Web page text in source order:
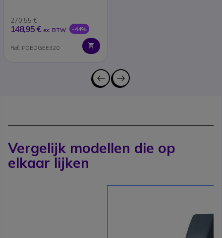
270,55 €
148,95 € ex. BTW -44%
Ref: POEDGEE320
Vergelijk modellen die op
elkaar lijken